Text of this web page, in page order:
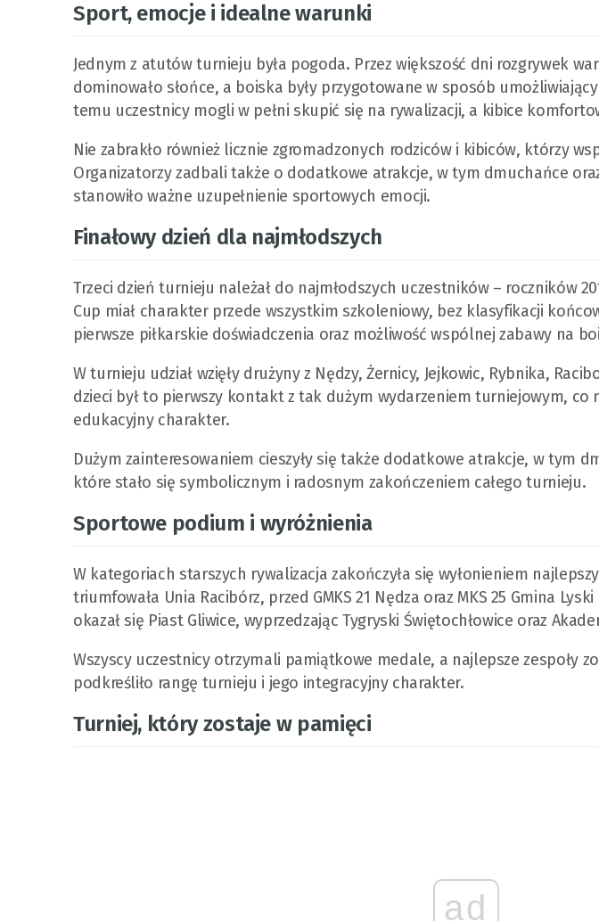
Sport, emocje i idealne warunki
Jednym z atutów turnieju była pogoda. Przez większość dni rozgrywek
dominowało słońce, a boiska były przygotowane w sposób
temu uczestnicy mogli w pełni skupić się na rywalizacji, a kibice
Nie zabrakło również licznie zgromadzonych rodziców i kibiców, którzy
Organizatorzy zadbali także o dodatkowe atrakcje, w tym dmuchańce
stanowiło ważne uzupełnienie sportowych emocji.
Finałowy dzień dla najmłodszych
Trzeci dzień turnieju należał do najmłodszych uczestników – roczników
Cup miał charakter przede wszystkim szkoleniowy, bez klasyfikacji
pierwsze piłkarskie doświadczenia oraz możliwość wspólnej zabawy na
W turnieju udział wzięły drużyny z Nędzy, Żernicy, Jejkowic, Rybnika,
dzieci był to pierwszy kontakt z tak dużym wydarzeniem turniejowym, co
edukacyjny charakter.
Dużym zainteresowaniem cieszyły się także dodatkowe atrakcje, w tym
które stało się symbolicznym i radosnym zakończeniem całego turnieju.
Sportowe podium i wyróżnienia
W kategoriach starszych rywalizacja zakończyła się wyłonieniem
triumfowała Unia Racibórz, przed GMKS 21 Nędza oraz MKS 25 Gmina
okazał się Piast Gliwice, wyprzedzając Tygryski Świętochłowice oraz
Wszyscy uczestnicy otrzymali pamiątkowe medale, a najlepsze zespoły
podkreśliło rangę turnieju i jego integracyjny charakter.
Turniej, który zostaje w pamięci
ad